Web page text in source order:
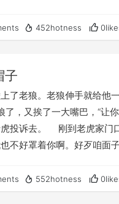
452hotness
子
了老狼。老狼伸手就给他
，又挨了一大嘴巴，“让
投诉去。 刚到老虎家门
不好罩着你啊。好歹咱面
洗衣粉。 要不然你跟他
一顿，说我要胖的。 这
552hotness